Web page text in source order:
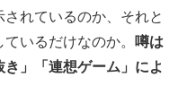
れているのか、それと
いるだけなのか。
噂は
」「連想ゲーム」によ